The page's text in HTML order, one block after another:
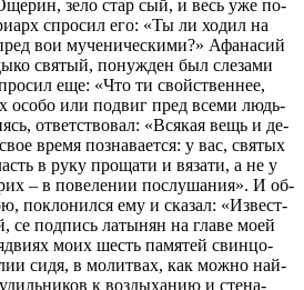
зе­ло стар сый, и весь уже по­
спро­сил его: «Ты ли хо­дил на
вои му­че­ни­че­ски­ми?» Афа­на­сий
свя­тый, по­нуж­ден был сле­за­ми
еще: «Что ти свой­ствен­нее,
осо­бо или по­двиг пред все­ми людь­
от­вет­ство­вал: «Вся­кая вещь и де­
вре­мя по­зна­ва­ет­ся: у вас, свя­тых
в ру­ку про­ща­ти и вя­за­ти, а не у
– в по­ве­ле­нии по­слу­ша­ния». И об­
по­кло­нил­ся ему и ска­зал: «Из­вест­
се под­пись ла­ты­нян на гла­ве мо­ей
мо­их шесть па­мя­тей свин­цо­
си­дя, в мо­лит­вах, как мож­но най­
к воз­ды­ха­нию и сте­на­